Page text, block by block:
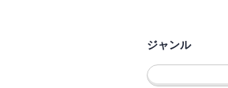
ジャンル